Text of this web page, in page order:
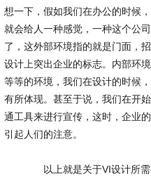
想一下，假如我们在办公的时候
就会给人一种感觉，一种这个公
了，这外部环境指的就是门面，
设计上突出企业的标志。内部环
等等的环境，我们在设计的时候
有所体现。甚至于说，我们在开
通工具来进行宣传，这时，企业
引起人们的注意。
以上就是关于VI设计所需